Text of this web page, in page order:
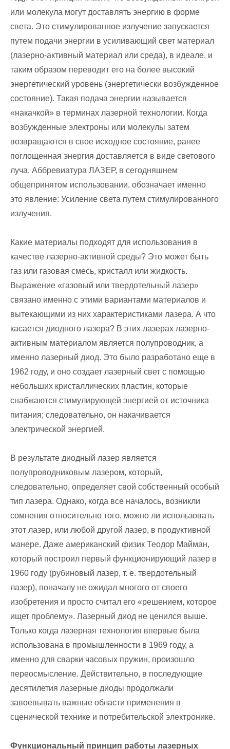
или молекула могут доставлять энергию в форме
света. Это стимулированное излучение запускается
путем подачи энергии в усиливающий свет материал
(лазерно-активный материал или среда), в идеале, и
таким образом переводит его на более высокий
энергетический уровень (энергетически возбужденное
состояние). Такая подача энергии называется
«накачкой» в терминах лазерной технологии. Когда
возбужденные электроны или молекулы затем
возвращаются в свое исходное состояние, ранее
поглощенная энергия доставляется в виде светового
луча. Аббревиатура ЛАЗЕР, в сегодняшнем
общепринятом использовании, обозначает именно
это явление: Усиление света путем стимулированного
излучения.
Какие материалы подходят для использования в
качестве лазерно-активной среды? Это может быть
газ или газовая смесь, кристалл или жидкость.
Выражение «газовый или твердотельный лазер»
связано именно с этими вариантами материалов и
вытекающими из них характеристиками лазера. А что
касается диодного лазера? В этих лазерах лазерно-
активным материалом является полупроводник, а
именно лазерный диод. Это было разработано еще в
1962 году, и оно создает лазерный свет с помощью
небольших кристаллических пластин, которые
снабжаются стимулирующей энергией от источника
питания; следовательно, он накачивается
электрической энергией.
В результате диодный лазер является
полупроводниковым лазером, который,
следовательно, определяет свой собственный особый
тип лазера. Однако, когда все началось, возникли
сомнения относительно того, можно ли использовать
этот лазер, или любой другой лазер, в продуктивной
манере. Даже американский физик Теодор Майман,
который построил первый функционирующий лазер в
1960 году (рубиновый лазер, т. е. твердотельный
лазер), поначалу не ожидал многого от своего
изобретения и просто считал его «решением, которое
ищет проблему». Лазерный диод не ценился выше.
Только когда лазерная технология впервые была
использована в промышленности в 1969 году, а
именно для сварки часовых пружин, произошло
переосмысление. Действительно, в последующие
десятилетия лазерные диоды продолжали
завоевывать важные области применения в
сценической технике и потребительской электронике.
Функциональный принцип работы лазерных